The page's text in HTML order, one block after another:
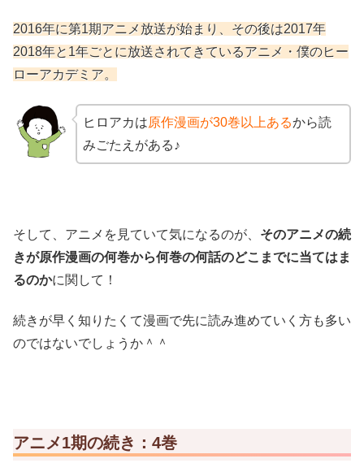
2016年に第1期アニメ放送が始まり、その後は2017年
2018年と1年ごとに放送されてきているアニメ・僕のヒー
ローアカデミア。
ヒロアカは原作漫画が30巻以上あるから読
みごたえがある♪
そして、アニメを見ていて気になるのが、 そのアニメの続
きが原作漫画の何巻から何巻の何話のどこまでに当てはま
るのかに関して！
続きが早く知りたくて漫画で先に読み進めていく方も多い
のではないでしょうか＾＾
アニメ1期の続き：4巻